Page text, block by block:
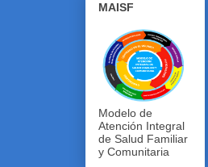
MAISF
Modelo de
Atención Integral
de Salud Familiar
y Comunitaria